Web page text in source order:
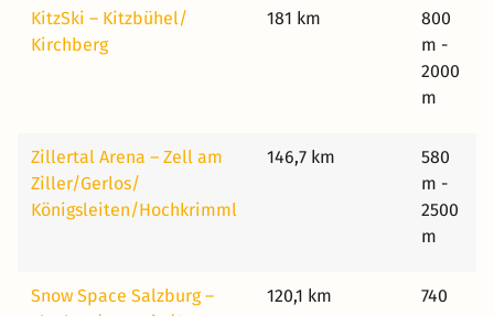
KitzSki – Kitzbühel/​
Kirchberg
181 km
800
m -
2000
m
Zillertal Arena – Zell am
Ziller/​Gerlos/​
Königsleiten/​Hochkrimml
146,7 km
580
m -
2500
m
Snow Space Salzburg –
120,1 km
740